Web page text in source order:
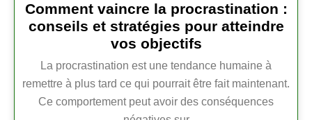
Comment vaincre la procrastination :
conseils et stratégies pour atteindre
vos objectifs
La procrastination est une tendance humaine à
remettre à plus tard ce qui pourrait être fait maintenant.
Ce comportement peut avoir des conséquences